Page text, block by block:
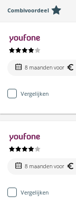
Combivoordeel
8 maanden voor
Vergelijken
8 maanden voor
Vergelijken